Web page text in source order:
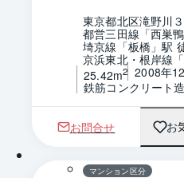
東京都北区滝野川
都営三田線「西巣
埼京線「板橋」駅
京浜東北・根岸線
25.42m2 2008年
鉄筋コンクリート
お問合せ お
マンション区分